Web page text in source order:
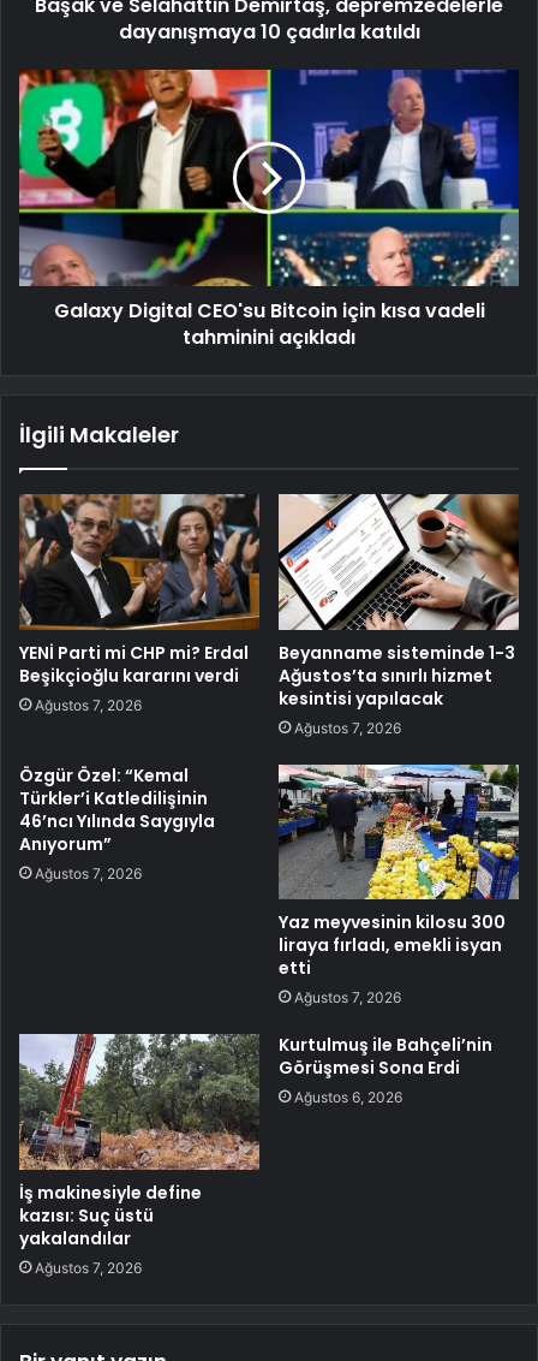
dayanışmaya 10 çadırla katıldı
Galaxy Digital CEO'su Bitcoin için kısa vadeli
tahminini açıkladı
İlgili Makaleler
YENİ Parti mi CHP mi? Erdal
Beşikçioğlu kararını verdi
Ağustos 7, 2026
Beyanname sisteminde 1-3
Ağustos’ta sınırlı hizmet
kesintisi yapılacak
Ağustos 7, 2026
Özgür Özel: “Kemal
Türkler’i Katledilişinin
46’ncı Yılında Saygıyla
Anıyorum”
Ağustos 7, 2026
Yaz meyvesinin kilosu 300
liraya fırladı, emekli isyan
etti
Ağustos 7, 2026
İş makinesiyle define
kazısı: Suç üstü
yakalandılar
Ağustos 7, 2026
Kurtulmuş ile Bahçeli’nin
Görüşmesi Sona Erdi
Ağustos 6, 2026